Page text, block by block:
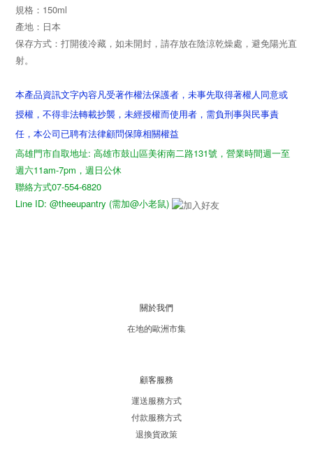
規格：150ml
產地：日本
保存方式：打開後冷藏，如未開封，請存放在陰涼乾燥處，避免陽光直
射。
本產品資訊文字內容凡受著作權法保護者，未事先取得著權人同意或
授權，不得非法轉載抄襲，未經授權而使用者，需負刑事與民事責
任，本公司已聘有法律顧問保障相關權益
高雄門市自取地址: 高雄市鼓山區美術南二路131號，營業時間週一至
週六11am-7pm，週日公休
聯絡方式07-554-6820
Line ID: @theeupantry (需加@小老鼠)
關於我們
在地的歐洲市集
顧客服務
運送服務方式
付款服務方式
退換貨政策